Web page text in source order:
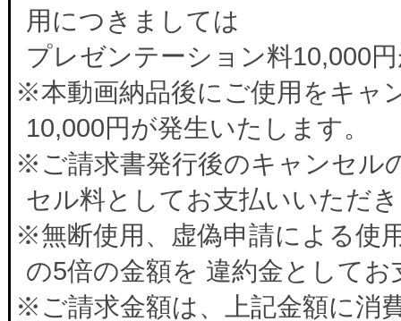
用につきましては
プレゼンテーション料10,000
※本動画納品後にご使用をキャ
10,000円が発生いたします。
※ご請求書発行後のキャンセル
セル料としてお支払いいただ
※無断使用、虚偽申請による使
の5倍の金額を 違約金として
※ご請求金額は、上記金額に消